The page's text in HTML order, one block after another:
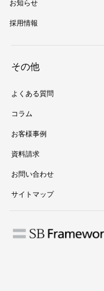
お知らせ
採用情報
その他
よくある質問
コラム
お客様事例
資料請求
お問い合わせ
サイトマップ